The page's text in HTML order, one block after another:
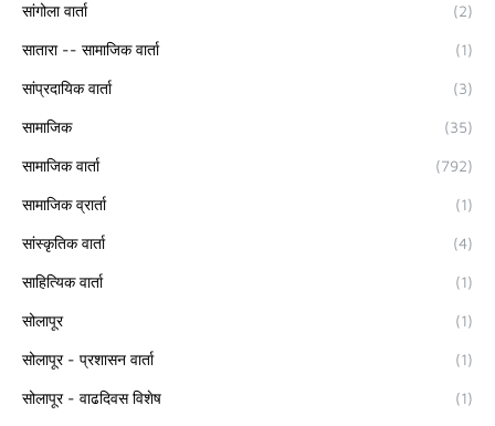
सांगोला वार्ता (2)
सातारा -- सामाजिक वार्ता (1)
सांप्रदायिक वार्ता (3)
सामाजिक (35)
सामाजिक वार्ता (792)
सामाजिक व्रार्ता (1)
सांस्कृतिक वार्ता (4)
साहित्यिक वार्ता (1)
सोलापूर (1)
सोलापूर - प्रशासन वार्ता (1)
सोलापूर - वाढदिवस विशेष (1)